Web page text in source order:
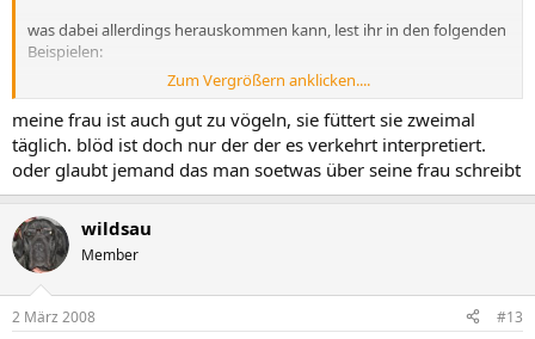
was dabei allerdings herauskommen kann, lest ihr in den folgenden
Beispielen:
Die spinnen!
Warum sind füllige Frauen gut zu Vögeln?
Warum sind füllige Frauen gut zu vögeln?
Er hatte liebe Genossen.
Er hatte Liebe genossen.
Wäre er doch nur Dichter!
Wäre er doch nur dichter!
Zum Vergrößern anklicken....
meine frau ist auch gut zu vögeln, sie füttert sie zweimal
täglich. blöd ist doch nur der der es verkehrt interpretiert.
oder glaubt jemand das man soetwas über seine frau schreibt
wildsau
Member
2 März 2008 #13